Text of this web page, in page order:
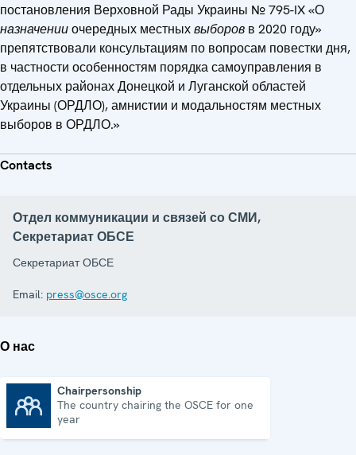
постановления Верховной Рады Украины № 795-IX «О
назначенииочередных местныхвыборов в 2020 году»
препятствовали консультациям по вопросам повестки дня,
в частности особенностям порядка самоуправления в
отдельных районах Донецкой и Луганской областей
Украины (ОРДЛО), амнистии и модальностям местных
выборов в ОРДЛО.»
Contacts
Отдел коммуникации и связей со СМИ,
Секретариат ОБСЕ
Секретариат ОБСЕ
Email: press@osce.org
О нас
Chairpersonship
The country chairing the OSCE for one
year